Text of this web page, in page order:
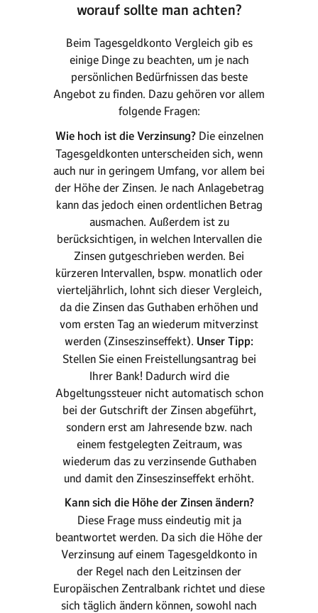
worauf sollte man achten?
Beim Tagesgeldkonto Vergleich gib es
einige Dinge zu beachten, um je nach
persönlichen Bedürfnissen das beste
Angebot zu finden. Dazu gehören vor allem
folgende Fragen:
Wie hoch ist die Verzinsung?Die einzelnen
Tagesgeldkonten unterscheiden sich, wenn
auch nur in geringem Umfang, vor allem bei
der Höhe der Zinsen. Je nach Anlagebetrag
kann das jedoch einen ordentlichen Betrag
ausmachen. Außerdem ist zu
berücksichtigen, in welchen Intervallen die
Zinsen gutgeschrieben werden. Bei
kürzeren Intervallen, bspw. monatlich oder
vierteljährlich, lohnt sich dieser Vergleich,
da die Zinsen das Guthaben erhöhen und
vom ersten Tag an wiederum mitverzinst
werden (Zinseszinseffekt). Unser Tipp:
Stellen Sie einen Freistellungsantrag bei
Ihrer Bank! Dadurch wird die
Abgeltungssteuer nicht automatisch schon
bei der Gutschrift der Zinsen abgeführt,
sondern erst am Jahresende bzw. nach
einem festgelegten Zeitraum, was
wiederum das zu verzinsende Guthaben
und damit den Zinseszinseffekt erhöht.
Kann sich die Höhe der Zinsen ändern?
Diese Frage muss eindeutig mit ja
beantwortet werden. Da sich die Höhe der
Verzinsung auf einem Tagesgeldkonto in
der Regel nach den Leitzinsen der
Europäischen Zentralbank richtet und diese
sich täglich ändern können, sowohl nach